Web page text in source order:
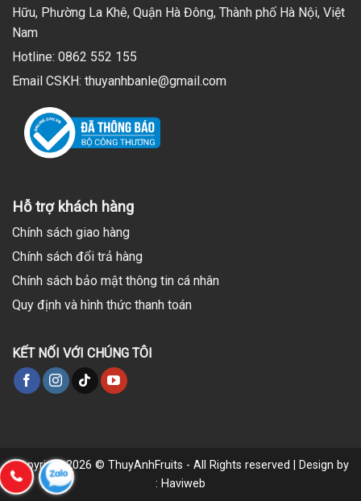
Hữu, Phường La Khê, Quận Hà Đông, Thành phố Hà Nội, Việt
Nam
Hotline: 0862 552 155
Email CSKH: thuyanhbanle@gmail.com
Hỗ trợ khách hàng
Chính sách giao hàng
Chính sách đổi trả hàng
Chính sách bảo mật thông tin cá nhân
Quy định và hình thức thanh toán
KẾT NỐI VỚI CHÚNG TÔI
Copyright 2026 © ThuyAnhFruits - All Rights reserved | Design by
: Haviweb